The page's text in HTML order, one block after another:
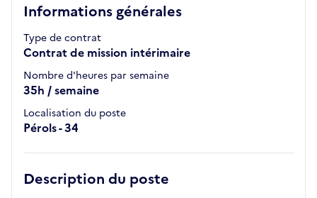
Informations générales
Type de contrat
Contrat de mission intérimaire
Nombre d'heures par semaine
35h / semaine
Localisation du poste
Pérols - 34
Description du poste